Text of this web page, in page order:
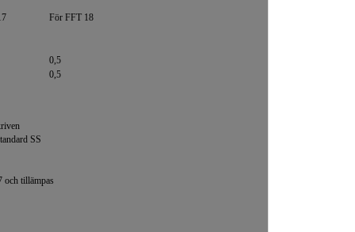
För FFT 18
0,5
0,5
SS
och tillämpas